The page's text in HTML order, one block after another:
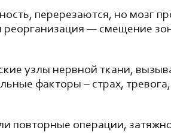
перерезаются, но мозг
реорганизация — смещение
узлы нервной ткани,
факторы – страх,
повторные операции,